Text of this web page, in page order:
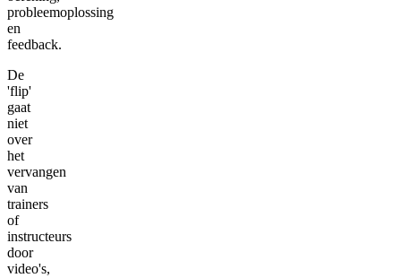
probleemoplossing
en
feedback.
De
'flip'
gaat
niet
over
het
vervangen
van
trainers
of
instructeurs
door
video's,